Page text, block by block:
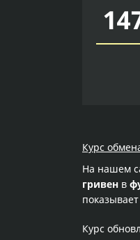
Курс
На нашем
гривен в
Курс